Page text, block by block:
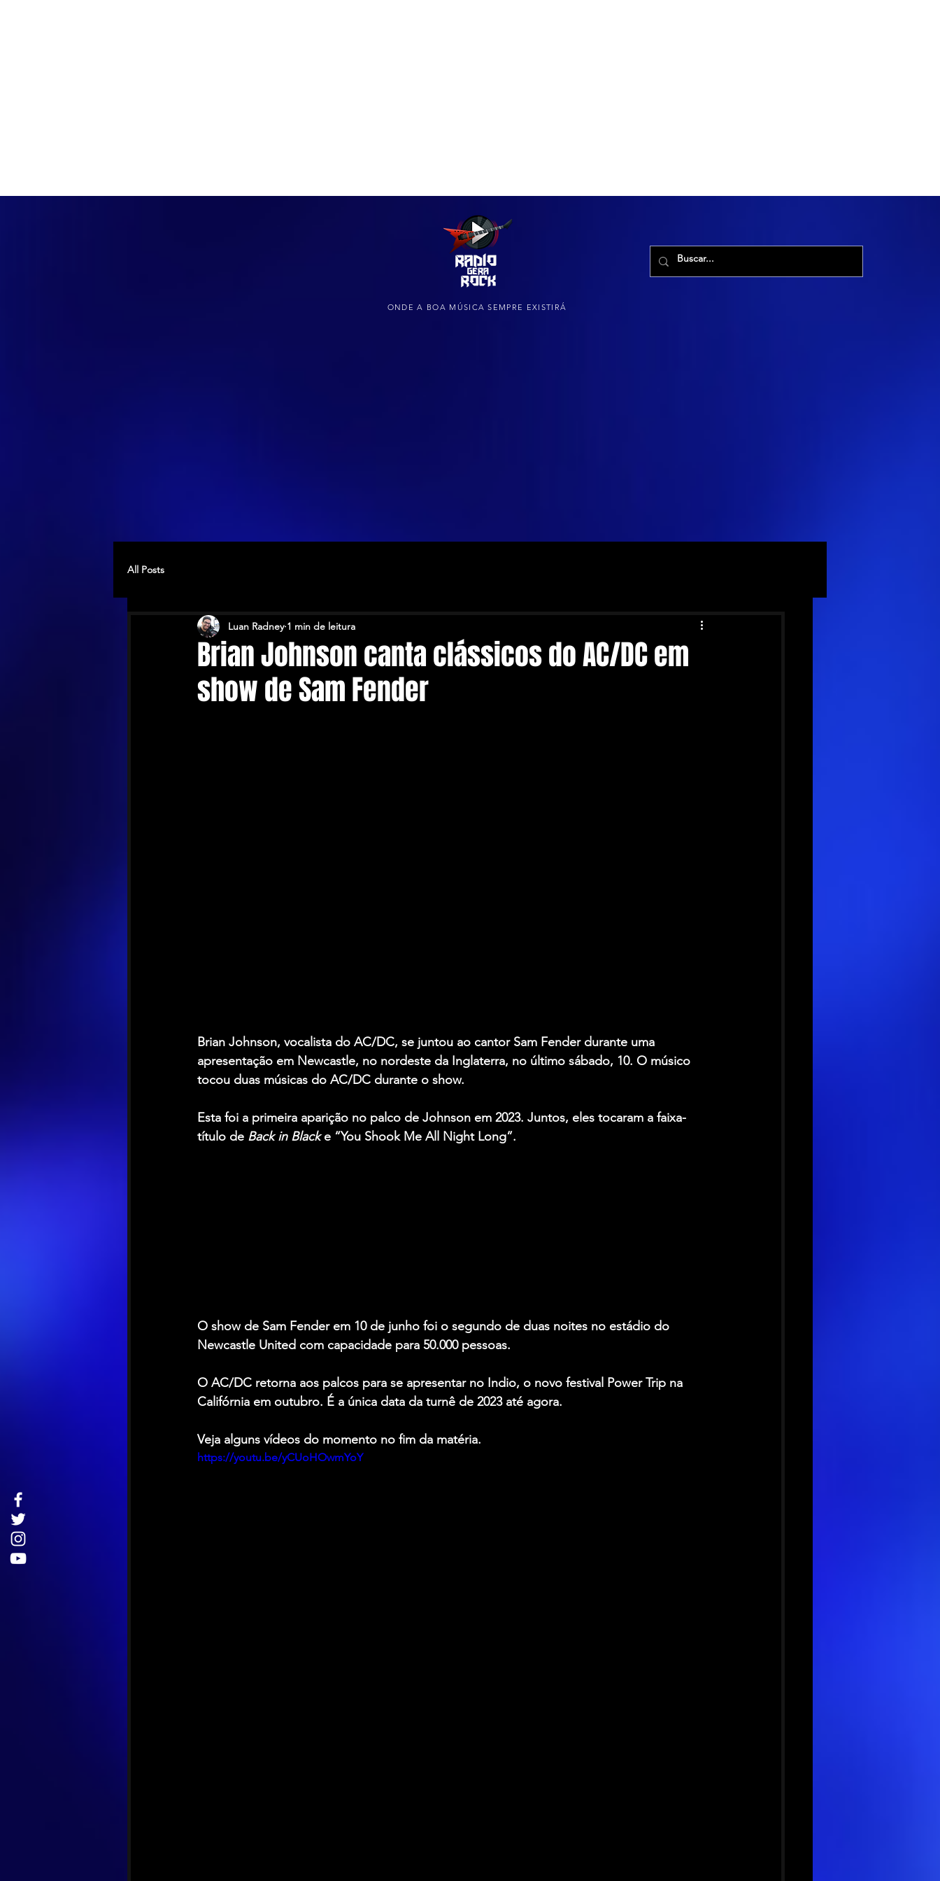
ONDE A BOA MÚSICA SEMPRE EXISTIRÁ
All Posts
Brian Johnson canta clássicos do AC/DC em
show de Sam Fender
Luan Radney 1 min de leitura
Brian Johnson, vocalista do AC/DC, se juntou ao cantor Sam Fender durante uma
apresentação em Newcastle, no nordeste da Inglaterra, no último sábado, 10. O músico
tocou duas músicas do AC/DC durante o show.
Esta foi a primeira aparição no palco de Johnson em 2023. Juntos, eles tocaram a faixa-
título de Back in Black e “You Shook Me All Night Long”.
O show de Sam Fender em 10 de junho foi o segundo de duas noites no estádio do
Newcastle United com capacidade para 50.000 pessoas.
O AC/DC retorna aos palcos para se apresentar no Indio, o novo festival Power Trip na
Califórnia em outubro. É a única data da turnê de 2023 até agora.
Veja alguns vídeos do momento no fim da matéria.
https://youtu.be/yCUoHOwmYoY